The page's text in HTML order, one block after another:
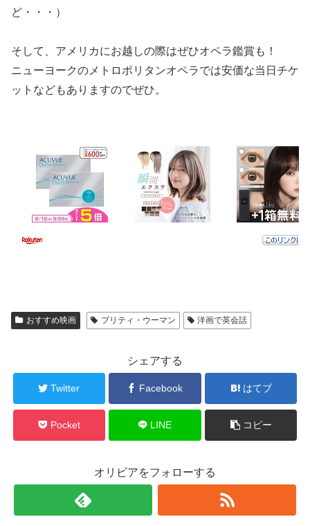
ど・・・）
そして、アメリカにお越しの際はぜひオペラ鑑賞も！
ニューヨークのメトロポリタンオペラでは安価な当日チケ
ットなどもありますのでぜひ。
おすすめ映画 プリティ・ウーマン 洋画で英会話
シェアする
Twitter Facebook はてブ
Pocket LINE コピー
オリビアをフォローする